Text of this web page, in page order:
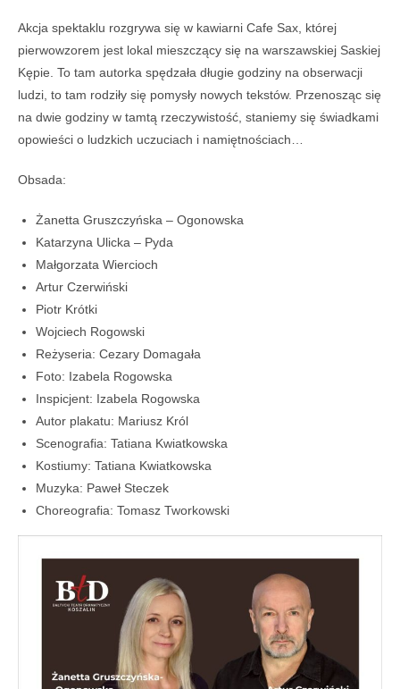
Akcja spektaklu rozgrywa się w kawiarni Cafe Sax, której
pierwowzorem jest lokal mieszczący się na warszawskiej Saskiej
Kępie. To tam autorka spędzała długie godziny na obserwacji
ludzi, to tam rodziły się pomysły nowych tekstów. Przenosząc się
na dwie godziny w tamtą rzeczywistość, staniemy się świadkami
opowieści o ludzkich uczuciach i namiętnościach…
Obsada:
Żanetta Gruszczyńska – Ogonowska
Katarzyna Ulicka – Pyda
Małgorzata Wiercioch
Artur Czerwiński
Piotr Krótki
Wojciech Rogowski
Reżyseria: Cezary Domagała
Foto: Izabela Rogowska
Inspicjent: Izabela Rogowska
Autor plakatu: Mariusz Król
Scenografia: Tatiana Kwiatkowska
Kostiumy: Tatiana Kwiatkowska
Muzyka: Paweł Steczek
Choreografia: Tomasz Tworkowski